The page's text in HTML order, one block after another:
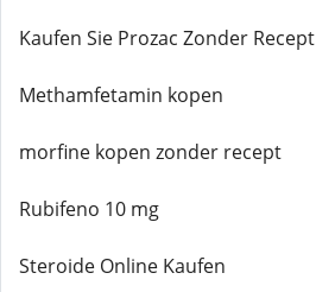
Kaufen Sie Prozac Zonder Recept
Methamfetamin kopen
morfine kopen zonder recept
Rubifeno 10 mg
Steroide Online Kaufen